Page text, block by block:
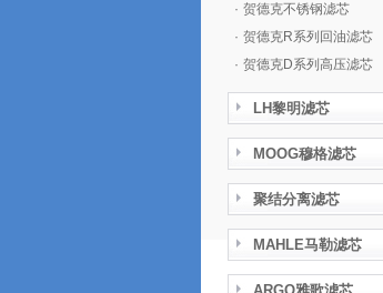
· 贺德克不锈钢滤芯
· 贺德克R系列回油滤芯
· 贺德克D系列高压滤芯
LH黎明滤芯
MOOG穆格滤芯
聚结分离滤芯
MAHLE马勒滤芯